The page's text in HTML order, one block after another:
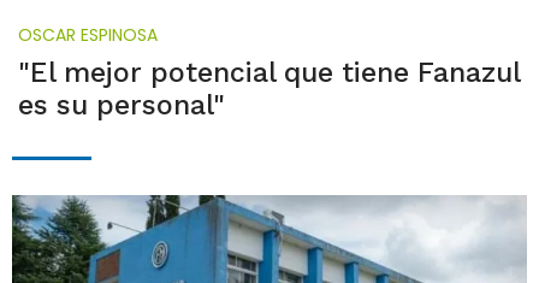
OSCAR ESPINOSA
"El mejor potencial que tiene Fanazul
es su personal"